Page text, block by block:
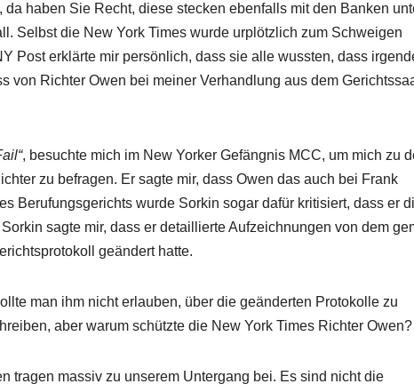
haben Sie Recht, diese stecken ebenfalls mit den Banken
Selbst die New York Times wurde urplötzlich zum Schweigen
Post erklärte mir persönlich, dass sie alle wussten, dass
von Richter Owen bei meiner Verhandlung aus dem
, besuchte mich im New Yorker Gefängnis MCC, um mich zu
zu befragen. Er sagte mir, dass Owen das auch bei Frank
Berufungsgerichts wurde Sorkin sogar dafür kritisiert, dass er
sagte mir, dass er detaillierte Aufzeichnungen von dem
geändert hatte.
man ihm nicht erlauben, über die geänderten Protokolle zu
aber warum schützte die New York Times Richter Owen?
tragen massiv zu unserem Untergang bei. Es sind nicht die